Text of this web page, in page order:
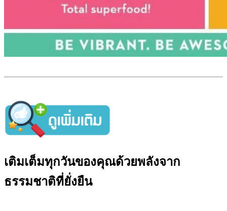
เติมเต็มทุกวันของคุณด้วยพลังจาก
ธรรมชาติที่ยั่งยืน